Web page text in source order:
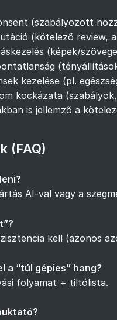
(szabályozott
(kötelező review,
(képek/
kezelése (pl.
kockázata
is jellemző a
(FAQ)
AI-val vagy a
kell (azonos
a “túl gépies” hang?
folyamat + tiltólista.